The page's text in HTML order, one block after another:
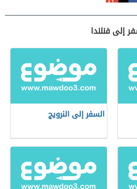
إلى فنلندا
السفر إلى النرويج